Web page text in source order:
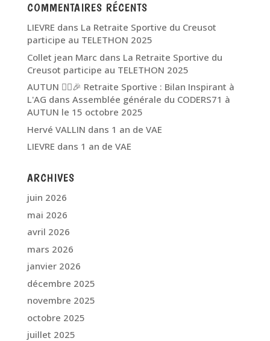
COMMENTAIRES RÉCENTS
LIEVRE dans La Retraite Sportive du Creusot
participe au TELETHON 2025
Collet jean Marc dans La Retraite Sportive du
Creusot participe au TELETHON 2025
AUTUN 🏃‍♂️🎉 Retraite Sportive : Bilan Inspirant à
L'AG dans Assemblée générale du CODERS71 à
AUTUN le 15 octobre 2025
Hervé VALLIN dans 1 an de VAE
LIEVRE dans 1 an de VAE
ARCHIVES
juin 2026
mai 2026
avril 2026
mars 2026
janvier 2026
décembre 2025
novembre 2025
octobre 2025
juillet 2025